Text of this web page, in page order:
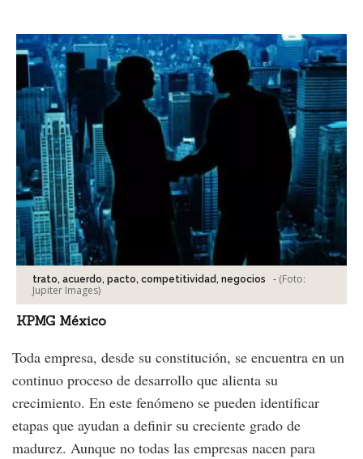
trato, acuerdo, pacto, competitividad, negocios - (Foto:
Jupiter Images)
KPMG México
Toda empresa, desde su constitución, se encuentra en un
continuo proceso de desarrollo que alienta su
crecimiento. En este fenómeno se pueden identificar
etapas que ayudan a definir su creciente grado de
madurez. Aunque no todas las empresas nacen para